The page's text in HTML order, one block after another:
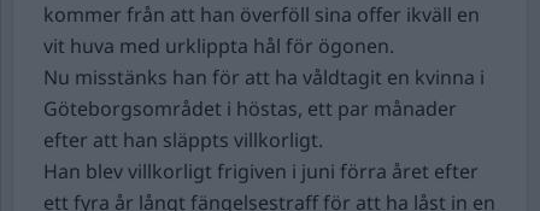
kommer från att han överföll sina offer ikväll en
vit huva med urklippta hål för ögonen.
Nu misstänks han för att ha våldtagit en kvinna i
Göteborgsområdet i höstas, ett par månader
efter att han släppts villkorligt.
Han blev villkorligt frigiven i juni förra året efter
ett fyra år långt fängelsestraff för att ha låst in en